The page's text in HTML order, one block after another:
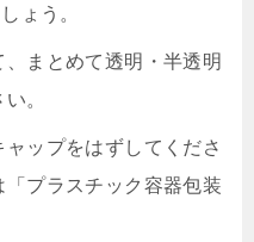
ょう。
まとめて透明・半透明
。
ップをはずしてくださ
プラスチック容器包装